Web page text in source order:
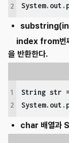
2
index from번째
을 반환한다.
1
2
String str
char 배열과